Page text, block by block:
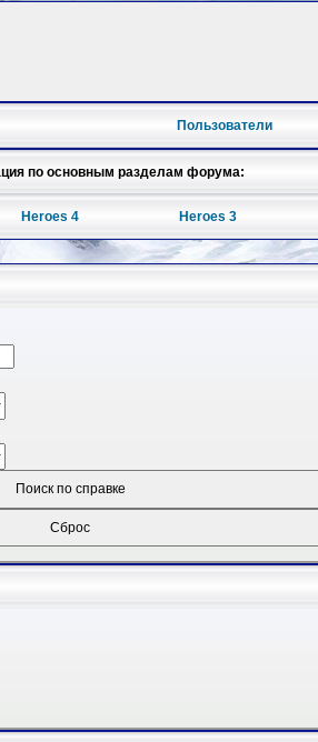
Пользователи
по основным разделам форума:
Heroes 4 Heroes 3